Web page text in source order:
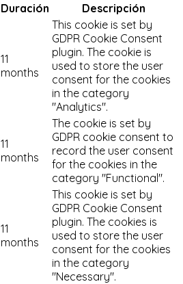
Duración Descripción
11
months
This cookie is set by
GDPR Cookie Consent
plugin. The cookie is
used to store the user
consent for the cookies
in the category
"Analytics".
11
months
The cookie is set by
GDPR cookie consent to
record the user consent
for the cookies in the
category "Functional".
11
months
This cookie is set by
GDPR Cookie Consent
plugin. The cookies is
used to store the user
consent for the cookies
in the category
"Necessary".